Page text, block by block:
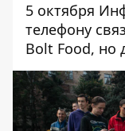
5 октября
телефону
Bolt Food, но